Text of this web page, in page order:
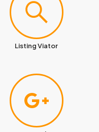
Listing Viator